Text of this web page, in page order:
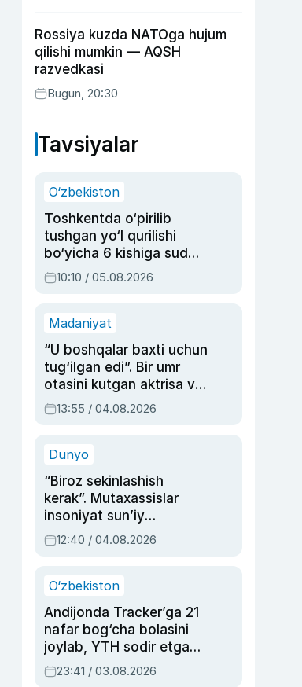
Rossiya kuzda NATOga hujum
qilishi mumkin — AQSH
razvedkasi
Bugun, 20:30
Tavsiyalar
O‘zbekiston
Toshkentda o‘pirilib
tushgan yo‘l qurilishi
bo‘yicha 6 kishiga sud
hukmi o‘qildi
10:10 / 05.08.2026
Madaniyat
“U boshqalar baxti uchun
tug‘ilgan edi”. Bir umr
otasini kutgan aktrisa va
dublyaj ustasi Rimma
Ahmedovaning
13:55 / 04.08.2026
Dunyo
“Biroz sekinlashish
kerak”. Mutaxassislar
insoniyat sun’iy
intellektni boshqara
olmay qolishidan xavotir
12:40 / 04.08.2026
O‘zbekiston
Andijonda Tracker’ga 21
nafar bog‘cha bolasini
joylab, YTH sodir etgan
ayolga sud hukmi o‘qildi
23:41 / 03.08.2026